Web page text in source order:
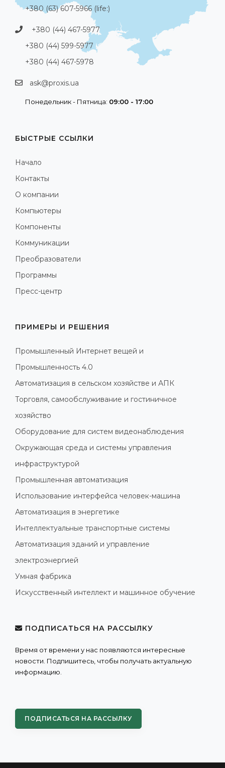
+380 (63) 607-5966 (life:)
+380 (44) 467-5977
+380 (44) 599-5977
+380 (44) 467-5978
ask@proxis.ua
Понедельник - Пятница: 09:00 - 17:00
БЫСТРЫЕ ССЫЛКИ
Начало
Контакты
О компании
Компьютеры
Компоненты
Коммуникации
Преобразователи
Программы
Пресс-центр
ПРИМЕРЫ И РЕШЕНИЯ
Промышленный Интернет вещей и
Промышленность 4.0
Автоматизация в сельском хозяйстве и АПК
Торговля, самообслуживание и гостиничное
хозяйство
Оборудование для систем видеонаблюдения
Окружающая среда и системы управления
инфраструктурой
Промышленная автоматизация
Использование интерфейса человек-машина
Автоматизация в энергетике
Интеллектуальные транспортные системы
Автоматизация зданий и управление
электроэнергией
Умная фабрика
Искусственный интеллект и машинное обучение
ПОДПИСАТЬСЯ НА РАССЫЛКУ
Время от времени у нас появляются интересные
новости. Подпишитесь, чтобы получать актуальную
информацию.
ПОДПИСАТЬСЯ НА РАССЫЛКУ